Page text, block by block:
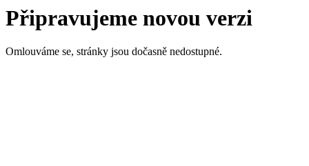
Připravujeme novou verzi
Omlouváme se, stránky jsou dočasně nedostupné.